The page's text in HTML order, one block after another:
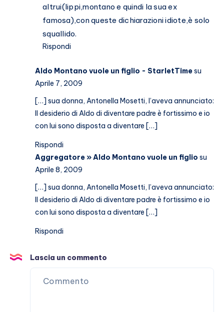
altrui(lippi,montano e quindi la sua ex
famosa),con queste dichiarazioni idiote,è solo
squallido.
Rispondi
Aldo Montano vuole un figlio - StarletTimesu
Aprile 7, 2009
[…] sua donna, Antonella Mosetti, l’aveva annunciato:
Il desiderio di Aldo di diventare padre è fortissimo e io
con lui sono disposta a diventare […]
Rispondi
Aggregatore » Aldo Montano vuole un figlio su
Aprile 8, 2009
[…] sua donna, Antonella Mosetti, l’aveva annunciato:
Il desiderio di Aldo di diventare padre è fortissimo e io
con lui sono disposta a diventare […]
Rispondi
Lascia un commento